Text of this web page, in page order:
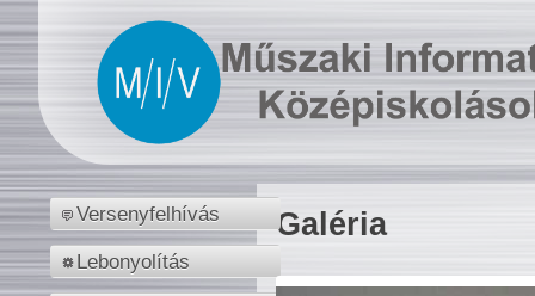
Versenyfelhívás
Lebonyolítás
Galéria